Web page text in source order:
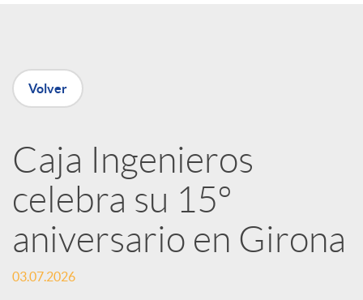
e
R
e
d
Volver
Caja Ingenieros
celebra su 15º
aniversario en Girona
03.07.2026